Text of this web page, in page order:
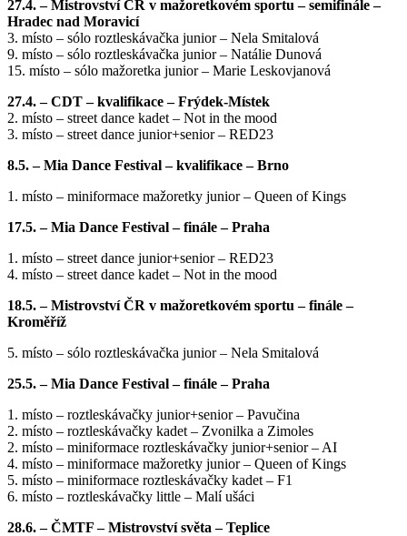
27.4. – Mistrovství ČR v mažoretkovém sportu – semifinále –
Hradec nad Moravicí
3. místo – sólo roztleskávačka junior – Nela Smitalová
9. místo – sólo roztleskávačka junior – Natálie Dunová
15. místo – sólo mažoretka junior – Marie Leskovjanová
27.4. – CDT – kvalifikace – Frýdek-Místek
2. místo – street dance kadet – Not in the mood
3. místo – street dance junior+senior – RED23
8.5. – Mia Dance Festival – kvalifikace – Brno
1. místo – miniformace mažoretky junior – Queen of Kings
17.5. – Mia Dance Festival – finále – Praha
1. místo – street dance junior+senior – RED23
4. místo – street dance kadet – Not in the mood
18.5. – Mistrovství ČR v mažoretkovém sportu – finále –
Kroměříž
5. místo – sólo roztleskávačka junior – Nela Smitalová
25.5. – Mia Dance Festival – finále – Praha
1. místo – roztleskávačky junior+senior – Pavučina
2. místo – roztleskávačky kadet – Zvonilka a Zimoles
2. místo – miniformace roztleskávačky junior+senior – AI
4. místo – miniformace mažoretky junior – Queen of Kings
5. místo – miniformace roztleskávačky kadet – F1
6. místo – roztleskávačky little – Malí ušáci
28.6. – ČMTF – Mistrovství světa – Teplice